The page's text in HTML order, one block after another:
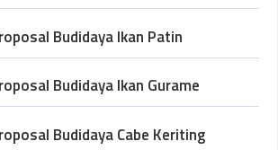
Budidaya Ikan Patin
Budidaya Ikan Gurame
Budidaya Cabe Keriting